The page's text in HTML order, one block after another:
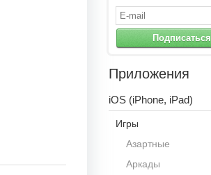
Подписаться
Приложения
iOS (iPhone, iPad)
Игры
Азартные
Аркады